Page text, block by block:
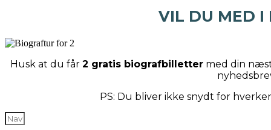
VIL DU MED I
Husk at du får 2 gratis biografbillettermed din
PS: Du bliver ikke snydt for